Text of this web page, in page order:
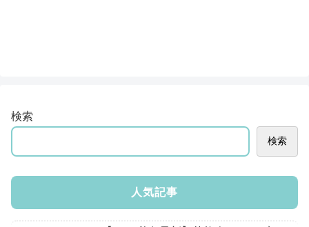
検索
検索
人気記事